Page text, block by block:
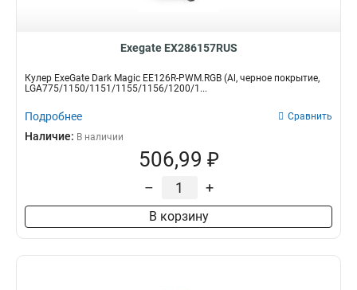
Exegate EX286157RUS
Кулер ExeGate Dark Magic EE126R-PWM.RGB (Al, черное покрытие,
LGA775/1150/1151/1155/1156/1200/1...
Подробнее Сравнить
Наличие: В наличии
506,99 ₽
– +
В корзину